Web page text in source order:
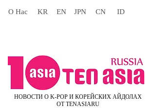
О Нас KR EN JPN CN ID
НОВОСТИ О K-POP И КОРЕЙСКИХ АЙДОЛАХ
ОТ TENASIARU